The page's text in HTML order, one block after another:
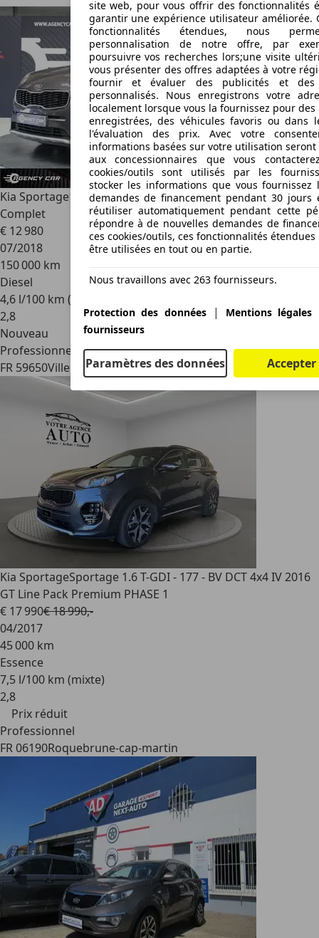
Kia Sportage1.7 CRDI - 115 - GT Line Full Options Suivi
Complet
€ 12 980
07/2018
150 000 km
Diesel
4,6 l/100 km (mixte)
2,8
Nouveau
Professionnel
FR 59650Villeneuve-d'ascq
Kia SportageSportage 1.6 T-GDI - 177 - BV DCT 4x4 IV 2016
GT Line Pack Premium PHASE 1
€ 17 990€ 18 990,-
04/2017
45 000 km
Essence
7,5 l/100 km (mixte)
2,8
Prix réduit
Professionnel
FR 06190Roquebrune-cap-martin
site web, pour vous offrir des fonctionnalités
garantir une expérience utilisateur améliorée.
fonctionnalités étendues, nous
personnalisation de notre offre, par
poursuivre vos recherches lors;une visite
vous présenter des offres adaptées à votre
fournir et évaluer des publicités et des
personnalisés. Nous enregistrons votre
localement lorsque vous la fournissez pour des
enregistrées, des véhicules favoris ou dans
l'évaluation des prix. Avec votre
informations basées sur votre utilisation
aux concessionnaires que vous
cookies/outils sont utilisés par les
stocker les informations que vous fournissez
demandes de financement pendant 30 jours
réutiliser automatiquement pendant cette
répondre à de nouvelles demandes de
ces cookies/outils, ces fonctionnalités
être utilisées en tout ou en partie.
Nous travaillons avec 263 fournisseurs.
Protection des données | Mentions légales
fournisseurs
Paramètres des données